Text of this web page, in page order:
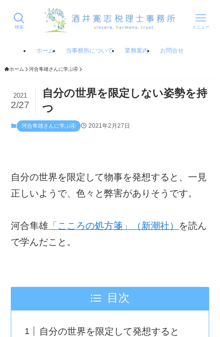
検索 メニュー
ホーム 当事務所について 業務案内 お問合せ
ホーム 河合隼雄さんに学ぶ④
自分の世界を限定しない姿勢を持
つ
2021
2/27
河合隼雄さんに学ぶ④ 2021年2月27日
自分の世界を限定して物事を発想すると、一見
正しいようで、色々と弊害がありそうです。
河合隼雄 「こころの処方箋」（新潮社） を読ん
で学んだこと。
目次
自分の世界を限定して発想すると